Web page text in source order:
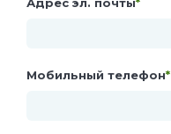
Мобильный телефон*